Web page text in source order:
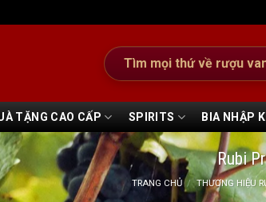
Tìm
kiếm:
TẶNG CAO CẤP SPIRITS BIA NHẬP
Rubi
TRANG CHỦ / THƯƠNG HIỆU